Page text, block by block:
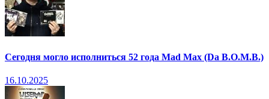
Сегодня могло исполниться 52 года Mad Max (Da B.O.M.B.)
16.10.2025